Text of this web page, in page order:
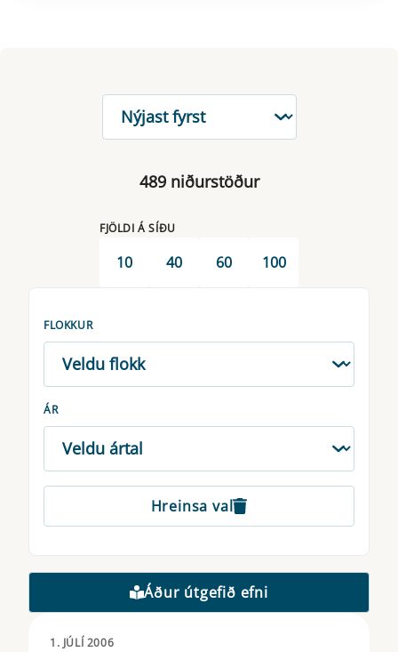
RÖÐUN
489 niðurstöður
FJÖLDI Á SÍÐU
10 40 60 100
FLOKKUR
ÁR
Hreinsa val
Áður útgefið efni
1. JÚLÍ 2006